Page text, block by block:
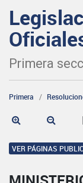
Primera
Primera
VER PÁGINAS